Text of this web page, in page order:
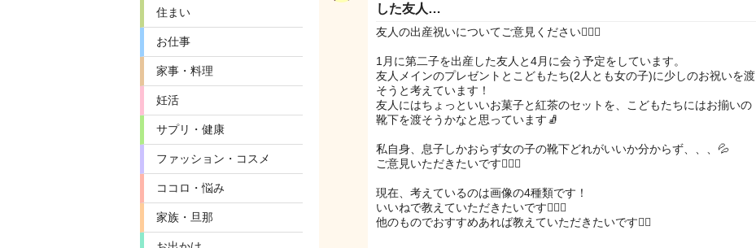
住まい
お仕事
家事・料理
妊活
サプリ・健康
ファッション・コスメ
ココロ・悩み
家族・旦那
した友人…
友人の出産祝いについてご意見ください🙇🏻‍♀️
1月に第二子を出産した友人と4月に会う予定をしています。
友人メインのプレゼントとこどもたち(2人とも女の子)に少しのお祝いを渡
そうと考えています！
友人にはちょっといいお菓子と紅茶のセットを、こどもたちにはお揃いの
靴下を渡そうかなと思っています🧦
私自身、息子しかおらず女の子の靴下どれがいいか分からず、、、💦
ご意見いただきたいです🙇🏻‍♀️
現在、考えているのは画像の4種類です！
いいねで教えていただきたいです🙇🏻‍♀️
他のものでおすすめあれば教えていただきたいです🙂‍↕️